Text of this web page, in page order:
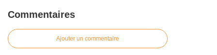
Commentaires
Ajouter un commentaire